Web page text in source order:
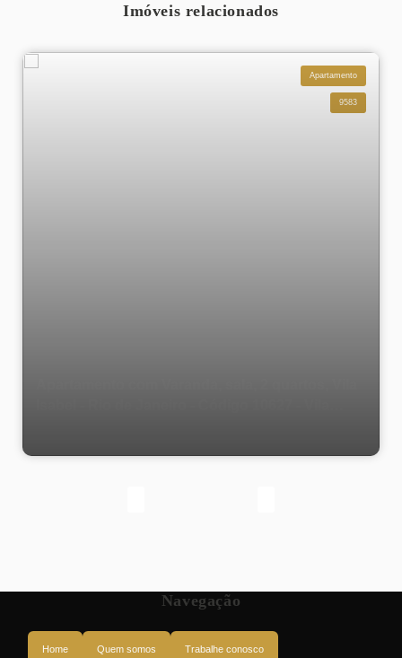
Imóveis relacionados
Apartamento
9583
Navegação
Home Quem somos Trabalhe conosco